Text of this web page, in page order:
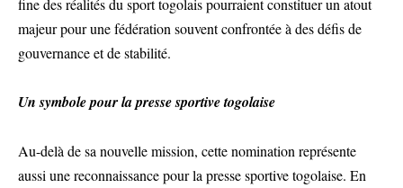
majeur pour une fédération souvent confrontée à des défis de
gouvernance et de stabilité.
Un symbole pour la presse sportive togolaise
Au-delà de sa nouvelle mission, cette nomination représente
aussi une reconnaissance pour la presse sportive togolaise. En